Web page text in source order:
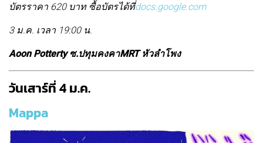
บัตรราคา 620 บาท ซื้อบัตรได้ที่docs.google.com
3 ม.ค. เวลา 19:00 น.
Aoon Potterty ซ.ปทุมคงคาMRT หัวลำโพง
วันเสาร์ที่ 4 ม.ค.
Mappa